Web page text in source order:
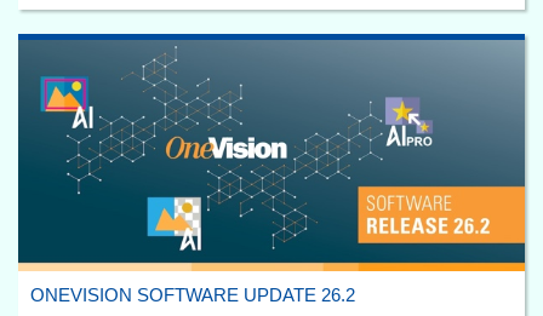
ONEVISION SOFTWARE UPDATE 26.2